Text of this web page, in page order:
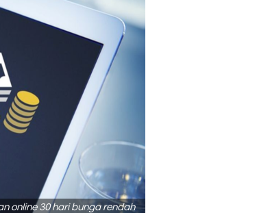
online 30 hari bunga rendah